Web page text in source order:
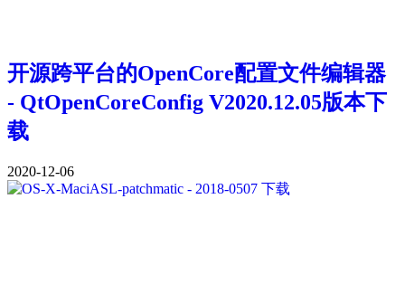
开源跨平台的OpenCore配置文件编辑器
- QtOpenCoreConfig V2020.12.05版本下
载
2020-12-06